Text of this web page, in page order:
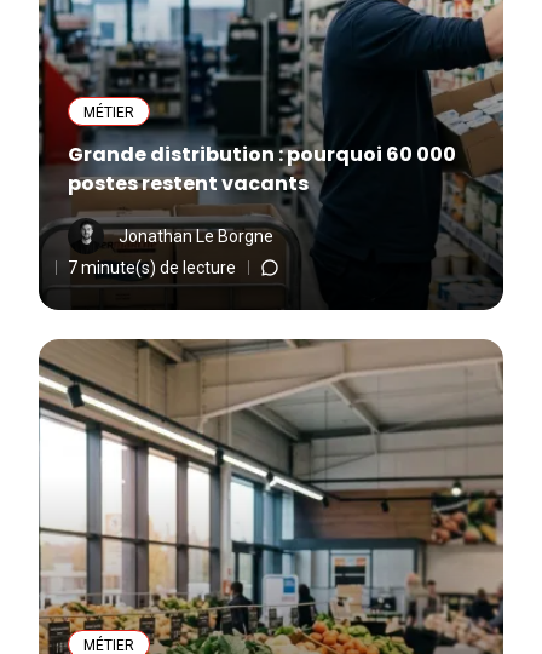
MÉTIER
Grande distribution : pourquoi 60 000
postes restent vacants
Jonathan Le Borgne
7 minute(s) de lecture
MÉTIER